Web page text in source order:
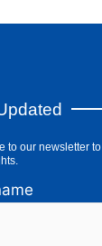
to our newsletter